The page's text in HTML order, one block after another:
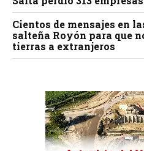
Cientos de mensajes en
salteña Royón para que
tierras a extranjeros